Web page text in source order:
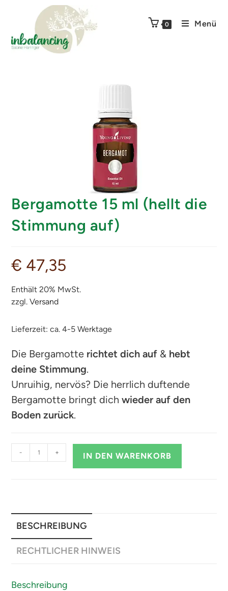
0 Menü
Bergamotte 15 ml (hellt die
Stimmung auf)
€ 47,35
Enthält 20% MwSt.
zzgl.Versand
Lieferzeit: ca. 4-5 Werktage
Die Bergamotte richtet dich auf & hebt
deine Stimmung.
Unruihig, nervös? Die herrlich duftende
Bergamotte bringt dich wieder auf den
Boden zurück.
- + IN DEN WARENKORB
BESCHREIBUNG
RECHTLICHER HINWEIS
Beschreibung